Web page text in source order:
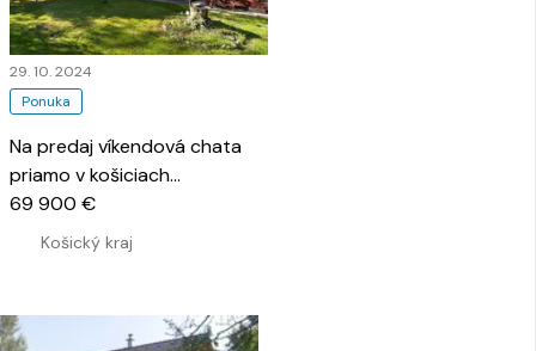
Ponuka
29. 10. 2024
Na predaj víkendová chata
priamo v košiciach…
Košický kraj
69 900 €